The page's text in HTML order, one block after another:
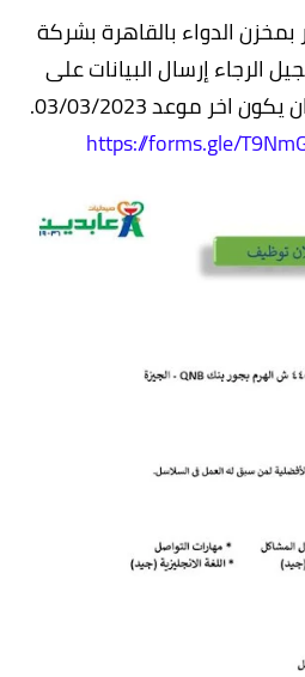
الدواء بالقاهرة بشركة
الرجاء إرسال البيانات على
موعد 03/03/2023.
https://forms.gle/